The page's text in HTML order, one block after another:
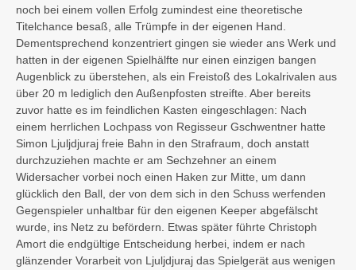
noch bei einem vollen Erfolg zumindest eine theoretische
Titelchance besaß, alle Trümpfe in der eigenen Hand.
Dementsprechend konzentriert gingen sie wieder ans Werk und
hatten in der eigenen Spielhälfte nur einen einzigen bangen
Augenblick zu überstehen, als ein Freistoß des Lokalrivalen aus
über 20 m lediglich den Außenpfosten streifte. Aber bereits
zuvor hatte es im feindlichen Kasten eingeschlagen: Nach
einem herrlichen Lochpass von Regisseur Gschwentner hatte
Simon Ljuljdjuraj freie Bahn in den Strafraum, doch anstatt
durchzuziehen machte er am Sechzehner an einem
Widersacher vorbei noch einen Haken zur Mitte, um dann
glücklich den Ball, der von dem sich in den Schuss werfenden
Gegenspieler unhaltbar für den eigenen Keeper abgefälscht
wurde, ins Netz zu befördern. Etwas später führte Christoph
Amort die endgültige Entscheidung herbei, indem er nach
glänzender Vorarbeit von Ljuljdjuraj das Spielgerät aus wenigen